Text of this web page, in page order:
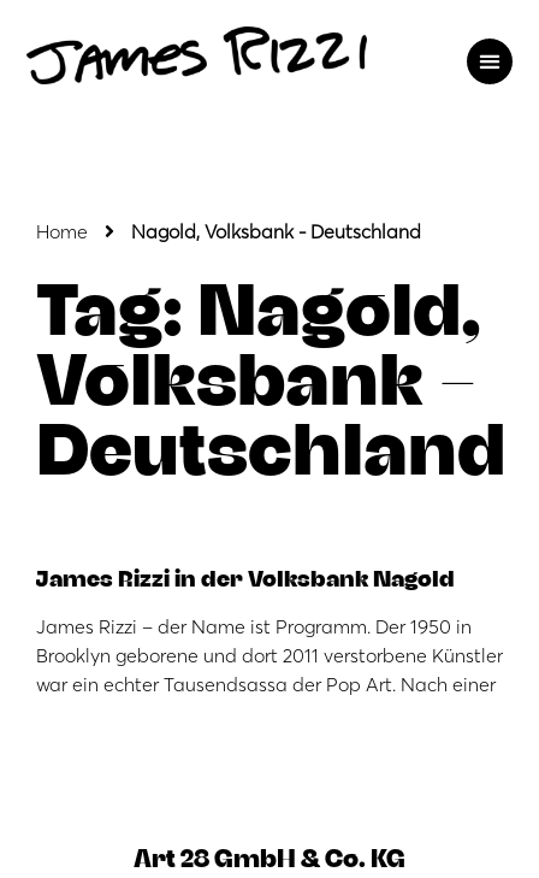
Home Nagold, Volksbank - Deutschland
Tag: Nagold,
Volksbank –
Deutschland
James Rizzi in der Volksbank Nagold
James Rizzi – der Name ist Programm. Der 1950 in
Brooklyn geborene und dort 2011 verstorbene Künstler
war ein echter Tausendsassa der Pop Art. Nach einer
Art 28 GmbH & Co. KG